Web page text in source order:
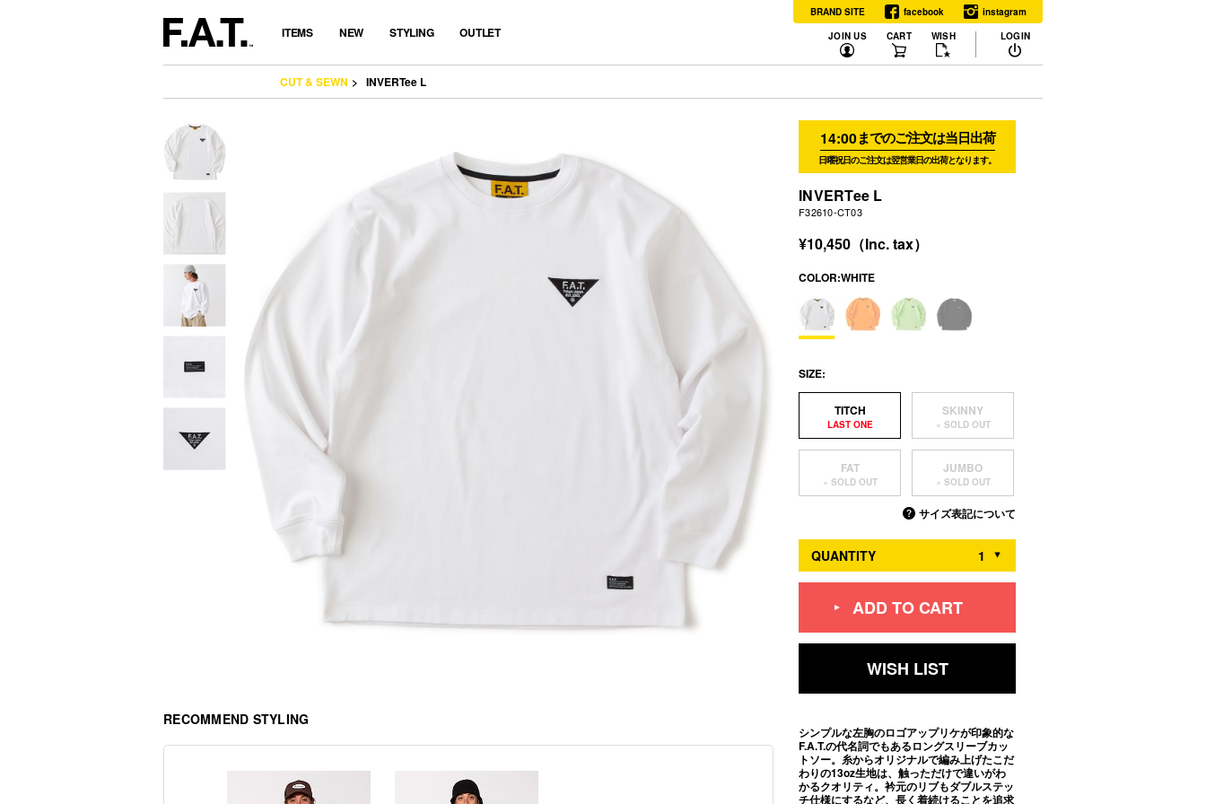
ITEMS NEW STYLING OUTLET JOIN US CART WISH LOGIN
BRAND SITE facebook instagram
CUT & SEWN INVERTee L
14:00までのご注文は当日出荷
日曜祝日のご注文は翌営業日の出荷となります。
RECOMMEND STYLING
INVERTee L
F32610-CT03
10,450
COLOR:WHITE
SIZE:
TITCH SKINNY
FAT JUMBO
サイズ表記について
QUANTITY
ADD TO CART
WISH LIST
シンプルな左胸のロゴアップリケが印象的な
F.A.T.の代名詞でもあるロングスリーブカッ
トソー。糸からオリジナルで編み上げたこだ
わりの13oz生地は、触っただけで違いがわ
かるクオリティ。衿元のリブもダブルステッ
チ仕様にするなど、長く着続けることを追求